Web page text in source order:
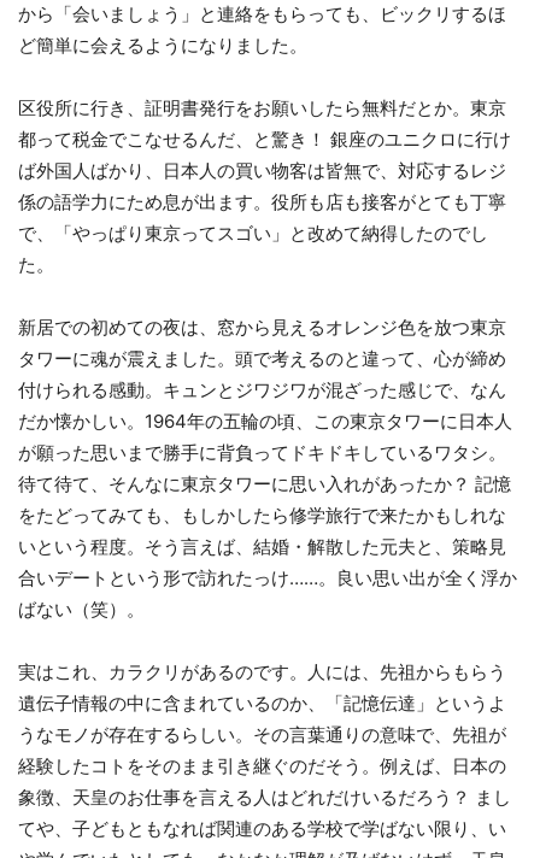
から「会いましょう」と連絡をもらっても、ビックリするほ
ど簡単に会えるようになりました。
区役所に行き、証明書発行をお願いしたら無料だとか。東京
都って税金でこなせるんだ、と驚き！ 銀座のユニクロに行け
ば外国人ばかり、日本人の買い物客は皆無で、対応するレジ
係の語学力にため息が出ます。役所も店も接客がとても丁寧
で、「やっぱり東京ってスゴい」と改めて納得したのでし
た。
新居での初めての夜は、窓から見えるオレンジ色を放つ東京
タワーに魂が震えました。頭で考えるのと違って、心が締め
付けられる感動。キュンとジワジワが混ざった感じで、なん
だか懐かしい。1964年の五輪の頃、この東京タワーに日本人
が願った思いまで勝手に背負ってドキドキしているワタシ。
待て待て、そんなに東京タワーに思い入れがあったか？ 記憶
をたどってみても、もしかしたら修学旅行で来たかもしれな
いという程度。そう言えば、結婚・解散した元夫と、策略見
合いデートという形で訪れたっけ……。良い思い出が全く浮か
ばない（笑）。
実はこれ、カラクリがあるのです。人には、先祖からもらう
遺伝子情報の中に含まれているのか、「記憶伝達」というよ
うなモノが存在するらしい。その言葉通りの意味で、先祖が
経験したコトをそのまま引き継ぐのだそう。例えば、日本の
象徴、天皇のお仕事を言える人はどれだけいるだろう？ まし
てや、子どもともなれば関連のある学校で学ばない限り、い